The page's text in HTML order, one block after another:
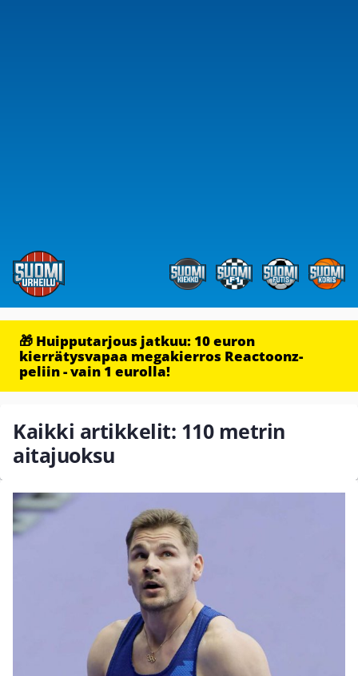
🎁 Huipputarjous jatkuu: 10 euron
kierrätysvapaa megakierros Reactoonz-
peliin - vain 1 eurolla!
Kaikki artikkelit: 110 metrin
aitajuoksu